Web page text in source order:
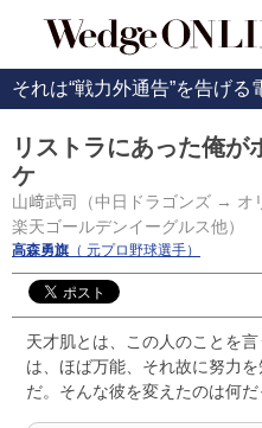
それは“戦力外通告”を告げる
リストラにあった俺が
ケ
山﨑武司（中日ドラゴンズ →
楽天ゴールデンイーグルス他）
高森勇旗 （ 元プロ野球選手）
天才肌とは、この人のことを
は、ほば万能、それ故に努力
だ。そんな彼を変えたのは何だ